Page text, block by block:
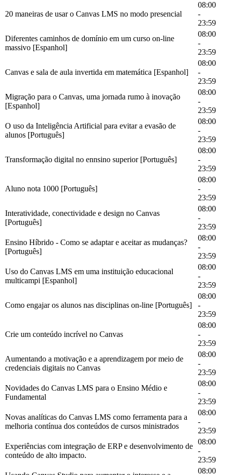
20 maneiras de usar o Canvas LMS no modo presencial
08:00
-
23:59
Diferentes caminhos de domínio em um curso on-line
massivo [Espanhol]
08:00
-
23:59
Canvas e sala de aula invertida em matemática [Espanhol]
08:00
-
23:59
Migração para o Canvas, uma jornada rumo à inovação
[Espanhol]
08:00
-
23:59
O uso da Inteligência Artificial para evitar a evasão de
alunos [Português]
08:00
-
23:59
Transformação digital no ennsino superior [Português]
08:00
-
23:59
Aluno nota 1000 [Português]
08:00
-
23:59
Interatividade, conectividade e design no Canvas
[Português]
08:00
-
23:59
Ensino Híbrido - Como se adaptar e aceitar as mudanças?
[Português]
08:00
-
23:59
Uso do Canvas LMS em uma instituição educacional
multicampi [Espanhol]
08:00
-
23:59
Como engajar os alunos nas disciplinas on-line [Português]
08:00
-
23:59
Crie um conteúdo incrível no Canvas
08:00
-
23:59
Aumentando a motivação e a aprendizagem por meio de
credenciais digitais no Canvas
08:00
-
23:59
Novidades do Canvas LMS para o Ensino Médio e
Fundamental
08:00
-
23:59
Novas analíticas do Canvas LMS como ferramenta para a
melhoria contínua dos conteúdos de cursos ministrados
08:00
-
23:59
Experiências com integração de ERP e desenvolvimento de
conteúdo de alto impacto.
08:00
-
23:59
08:00